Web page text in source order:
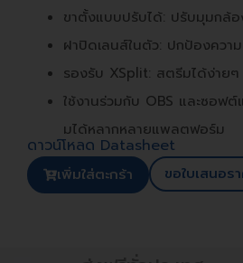
ขาตั้งแบบปรับได้: ปรับมุมกล้
ฝาปิดเลนส์ในตัว: ปกป้องควา
รองรับ XSplit: สตรีมได้ง่าย
ใช้งานร่วมกับ OBS และซอฟ
มได้หลากหลายแพลตฟอร์ม
ดาวน์โหลด Datasheet
เพิ่มใส่ตะกร้า ขอใบเสนอร